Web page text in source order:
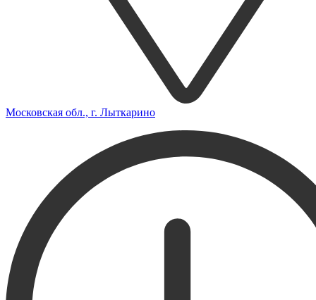
Московская обл., г. Лыткарино